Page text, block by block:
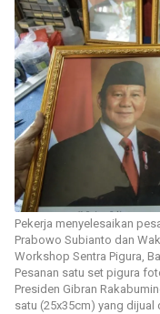
Pekerja menyelesaikan
Prabowo Subianto dan
Workshop Sentra Pigura,
Pesanan satu set pigura
Presiden Gibran
satu (25x35cm) yang